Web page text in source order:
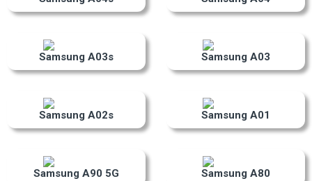
Samsung A03s Samsung A03
Samsung A02s Samsung A01
Samsung A90 5G Samsung A80